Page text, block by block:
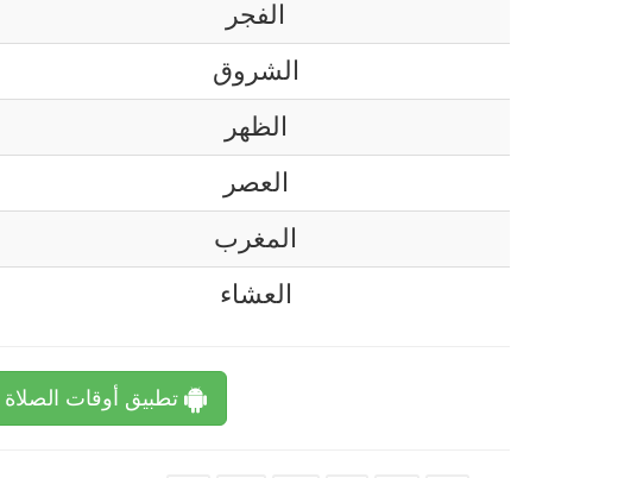
الفجر
الشروق
الظهر
العصر
المغرب
العشاء
تطبيق أوقات